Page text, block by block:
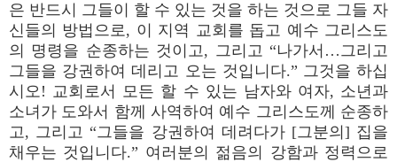
은 반드시 그들이 할 수 있는 것을 하는 것으로 그들 자
신들의 방법으로, 이 지역 교회를 돕고 예수 그리스도
의 명령을 순종하는 것이고, 그리고 “나가서…그리고
그들을 강권하여 데리고 오는 것입니다.” 그것을 하십
시오! 교회로서 모든 할 수 있는 남자와 여자, 소년과
소녀가 도와서 함께 사역하여 예수 그리스도께 순종하
고, 그리고 “그들을 강권하여 데려다가 [그분의] 집을
채우는 것입니다.” 여러분의 젊음의 강함과 정력으로